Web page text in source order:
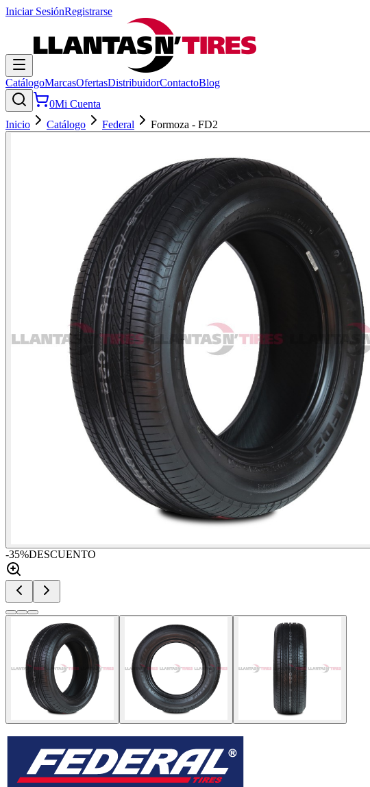
Iniciar SesiónRegistrarse
CatálogoMarcasOfertasDistribuidorContactoBlog
0Mi Cuenta
Inicio
Catálogo Federal Formoza - FD2
-35%DESCUENTO